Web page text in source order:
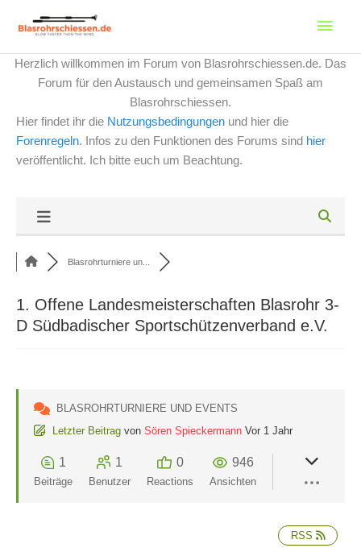
Inhalt
Herzlich willkommen im Forum von Blasrohrschiessen.de. Das
Forum für den Austausch und gemeinsamen Spaß am
Blasrohrschiessen.
Hier findet ihr die Nutzungsbedingungen und hier die
Forenregeln. Infos zu den Funktionen des Forums sind hier
veröffentlicht. Ich bitte euch um Beachtung.
Blasrohrturniere un...
1. Offene Landesmeisterschaften Blasrohr 3-
D Südbadischer Sportschützenverband e.V.
BLASROHRTURNIERE UND EVENTS
Letzter Beitrag von Sören Spieckermann Vor 1 Jahr
1
Beiträge
1
Benutzer
0
Reactions
946
Ansichten
RSS